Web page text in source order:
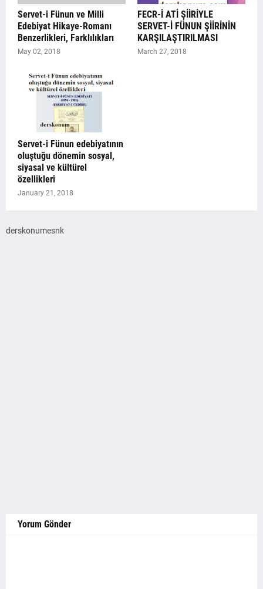
Servet-i Fünun ve Milli
Edebiyat Hikaye-Romanı
Benzerlikleri, Farklılıkları
May 02, 2018
FECR-İ ATİ ŞİİRİYLE
SERVET-İ FÜNUN ŞİİRİNİN
KARŞILAŞTIRILMASI
March 27, 2018
Servet-i Fünun edebiyatının
oluştuğu dönemin sosyal,
siyasal ve kültürel
özellikleri
January 21, 2018
derskonumesnk
Yorum Gönder